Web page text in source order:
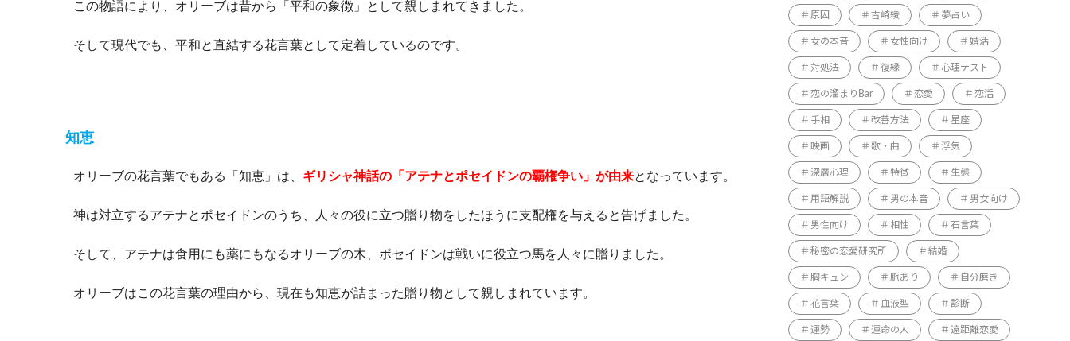
この物語により、オリーブは昔から「平和の象徴」として親しまれてきました。
そして現代でも、平和と直結する花言葉として定着しているのです。
知恵
オリーブの花言葉でもある「知恵」は、 ギリシャ神話の「アテナとポセイドンの覇権争い」が由来となっています。
神は対立するアテナとポセイドンのうち、人々の役に立つ贈り物をしたほうに支配権を与えると告げました。
そして、アテナは食用にも薬にもなるオリーブの木、ポセイドンは戦いに役立つ馬を人々に贈りました。
オリーブはこの花言葉の理由から、現在も知恵が詰まった贈り物として親しまれています。
原因 吉崎綾 夢占い
女の本音 女性向け 婚活
対処法 復縁 心理テスト
恋の溜まりBar 恋愛 恋活
手相 改善方法 星座
映画 歌・曲 浮気
深層心理 特徴 生態
用語解説 男の本音 男女向け
男性向け 相性 石言葉
秘密の恋愛研究所 結婚
胸キュン 脈あり 自分磨き
花言葉 血液型 診断
運勢 運命の人 遠距離恋愛